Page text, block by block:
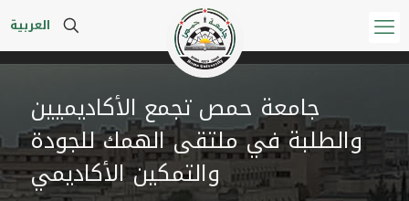
العربية
جامعة حمص تجمع الأكاديميين
والطلبة في ملتقى الهمك للجودة
والتمكين الأكاديمي